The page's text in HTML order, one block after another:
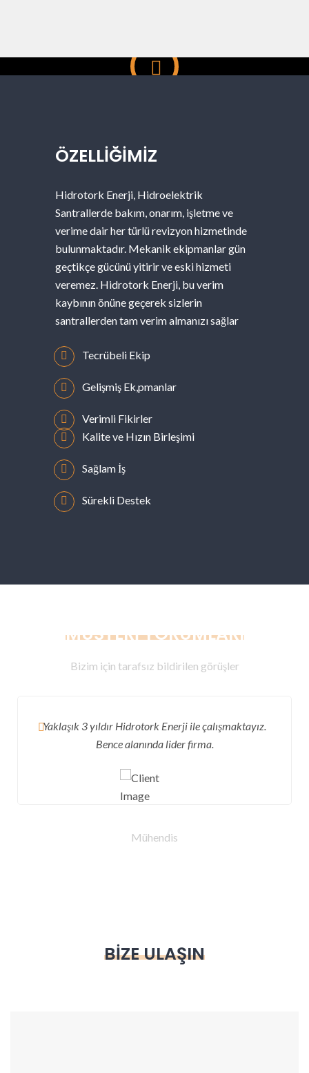
ÖZELLIĞIMIZ
Hidrotork Enerji, Hidroelektrik
Santrallerde bakım, onarım, işletme ve
verime dair her türlü revizyon hizmetinde
bulunmaktadır. Mekanik ekipmanlar gün
geçtikçe gücünü yitirir ve eski hizmeti
veremez. Hidrotork Enerji, bu verim
kaybının önüne geçerek sizlerin
santrallerden tam verim almanızı sağlar
Tecrübeli Ekip
Gelişmiş Ek,pmanlar
Verimli Fikirler
Kalite ve Hızın Birleşimi
Sağlam İş
Sürekli Destek
MÜŞTERI YORUMLARI
Bizim için tarafsız bildirilen görüşler
Yaklaşık 3 yıldır Hidrotork Enerji ile çalışmaktayız.
Bence alanında lider firma.
Mühendis
BIZE ULAŞIN